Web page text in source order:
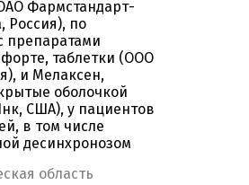
Фармстандарт-
Россия), по
препаратами
таблетки (ООО
и Мелаксен,
оболочкой
США), у пациентов
в том числе
десинхронозом
область